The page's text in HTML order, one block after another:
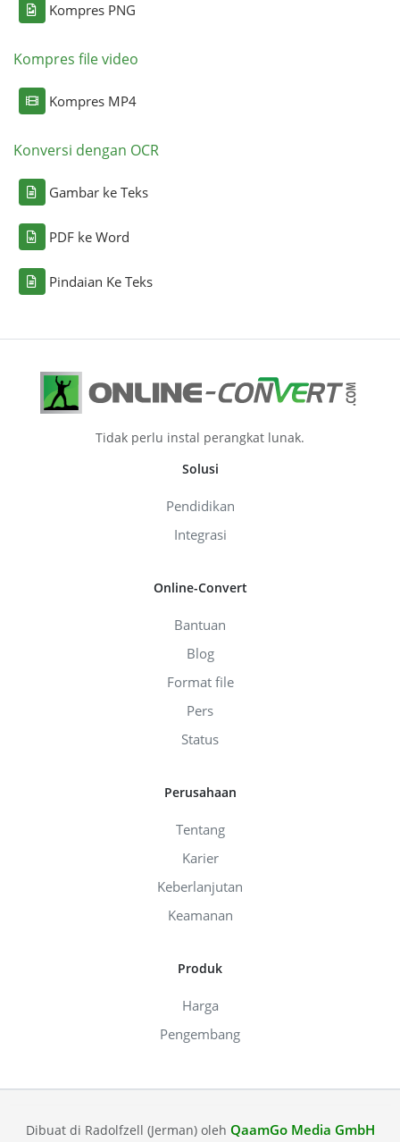
Kompres PNG
Kompres file video
Kompres MP4
Konversi dengan OCR
Gambar ke Teks
PDF ke Word
Pindaian Ke Teks
Tidak perlu instal perangkat lunak.
Solusi
Pendidikan
Integrasi
Online-Convert
Bantuan
Blog
Format file
Pers
Status
Perusahaan
Tentang
Karier
Keberlanjutan
Keamanan
Produk
Harga
Pengembang
Dibuat di Radolfzell (Jerman) oleh QaamGo Media GmbH